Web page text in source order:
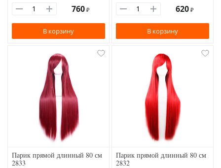
760 ₽
В корзину
620 ₽
В корзину
Парик прямой длинный 80 см
2833
Парик прямой длинный 80 см
2832